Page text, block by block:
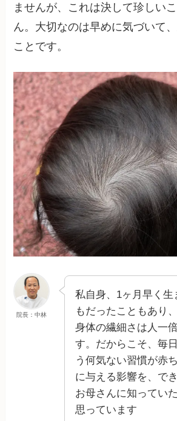
ませんが、これは決して珍しい
ん。大切なのは早めに気づいて
ことです。
院長：中林
私自身、1ヶ月早く生
もだったこともあり
身体の繊細さは人一
す。だからこそ、毎
う何気ない習慣が赤
に与える影響を、で
お母さんに知ってい
思っています